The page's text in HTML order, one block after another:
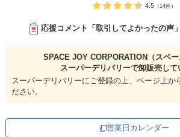
4.5 （14件）
応援コメント「取引してよかったの声」
SPACE JOY CORPORATION（スペ
スーパーデリバリーで卸販売して
スーパーデリバリーにご登録の上、ページ上か
ださい。
営業日カレンダー